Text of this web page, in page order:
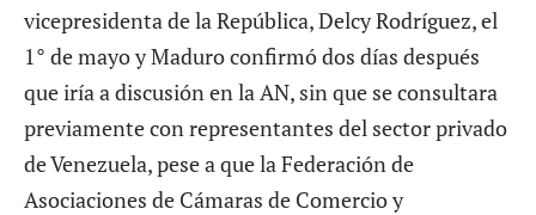
vicepresidenta de la República, Delcy Rodríguez, el
1° de mayo y Maduro confirmó dos días después
que iría a discusión en la AN, sin que se consultara
previamente con representantes del sector privado
de Venezuela, pese a que la Federación de
Asociaciones de Cámaras de Comercio y